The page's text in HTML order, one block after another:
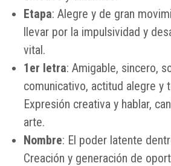
Etapa: Alegre y de gran
llevar por la impulsividad y
vital.
1er letra: Amigable, sincero,
comunicativo, actitud alegre y
Expresión creativa y hablar,
arte.
Nombre: El poder latente
Creación y generación de